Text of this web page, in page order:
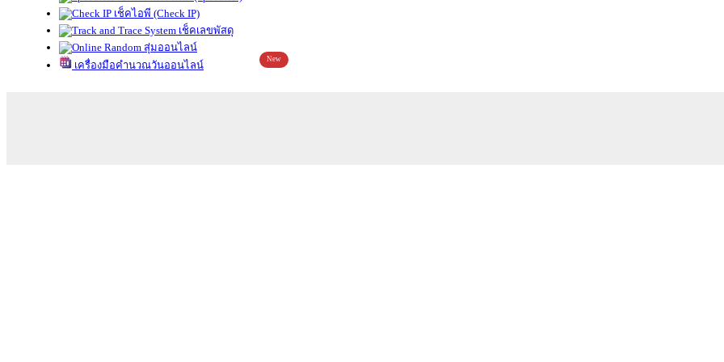
เช็คไอพี (Check IP)
เช็คเลขพัสดุ
สุ่มออนไลน์
เครื่องมือคำนวณวันออนไลน์
New